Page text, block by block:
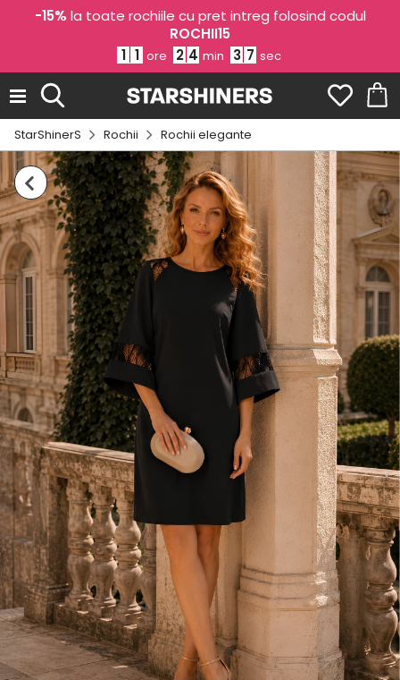
-15% la toate rochiile cu pret intreg folosind codul
ROCHII15
1 1 ore 2 4 min 3 6 sec
StarShinerS Rochii Rochii elegante